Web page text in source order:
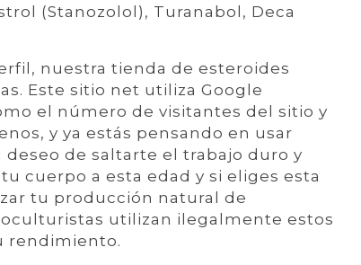
(Stanozolol), Turanabol, Deca
nuestra tienda de esteroides
Este sitio net utiliza Google
el número de visitantes del sitio y
y ya estás pensando en usar
de saltarte el trabajo duro y
cuerpo a esta edad y si eliges esta
tu producción natural de
utilizan ilegalmente estos
rendimiento.